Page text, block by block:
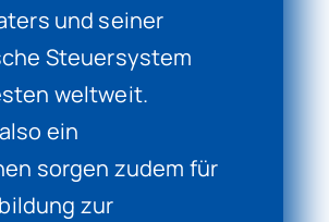
und seiner
Steuersystem
weltweit.
ein
sorgen zudem für
zur